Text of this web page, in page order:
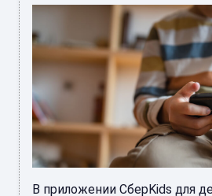
В приложении СберKids для